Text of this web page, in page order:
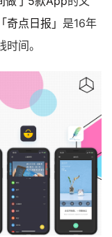
「奇点日报」 是16年
间。